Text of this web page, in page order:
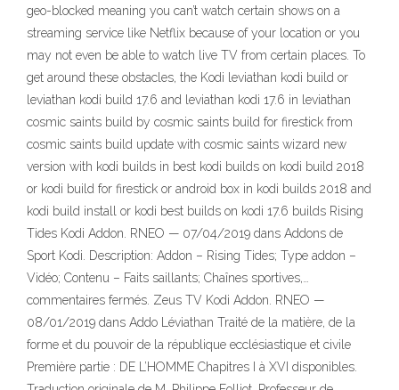
geo-blocked meaning you can’t watch certain shows on a
streaming service like Netflix because of your location or you
may not even be able to watch live TV from certain places. To
get around these obstacles, the Kodi leviathan kodi build or
leviathan kodi build 17.6 and leviathan kodi 17.6 in leviathan
cosmic saints build by cosmic saints build for firestick from
cosmic saints build update with cosmic saints wizard new
version with kodi builds in best kodi builds on kodi build 2018
or kodi build for firestick or android box in kodi builds 2018 and
kodi build install or kodi best builds on kodi 17.6 builds Rising
Tides Kodi Addon. RNEO — 07/04/2019 dans Addons de
Sport Kodi. Description: Addon – Rising Tides; Type addon –
Vidéo; Contenu – Faits saillants; Chaînes sportives,…
commentaires fermés. Zeus TV Kodi Addon. RNEO —
08/01/2019 dans Addo Léviathan Traité de la matière, de la
forme et du pouvoir de la république ecclésiastique et civile
Première partie : DE L’HOMME Chapitres I à XVI disponibles.